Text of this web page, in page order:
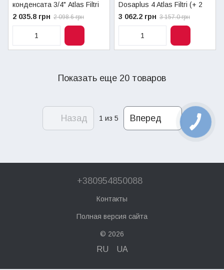
конденсата 3/4" Atlas Filtri
NEUTRAL MINI (RE6170140)
2 035.8 грн 2 098.6 грн
Dosaplus 4 Atlas Filtri (+ 2
картриджа смягчения KIT)
(RE4050214)
3 062.2 грн 3 157.0 грн
Показать еще 20 товаров
Назад 1 из 5 Вперед
+380954850088
Контакты
Полная версия сайта
© 2026
RU UA